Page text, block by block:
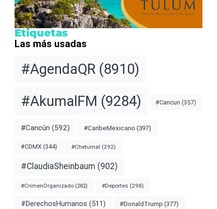
Etiquetas
Las más usadas
#AgendaQR (8910)
#AkumalFM (9284) #Cancun (357)
#Cancún (592) #CaribeMexicano (397)
#CDMX (344) #Chetumal (292)
#ClaudiaSheinbaum (902)
#CrimenOrganizado (282) #Deportes (298)
#DerechosHumanos (511) #DonaldTrump (377)